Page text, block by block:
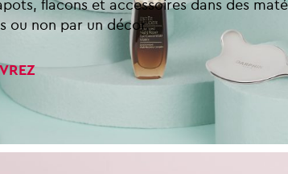
flacons et accessoires dans des
ou non par un décor.